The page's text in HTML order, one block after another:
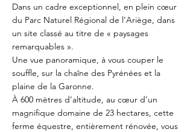
Dans un cadre exceptionnel, en plein cœur
du Parc Naturel Régional de l’Ariège, dans
un site classé au titre de « paysages
remarquables ».
Une vue panoramique, à vous couper le
souffle, sur la chaîne des Pyrénées et la
plaine de la Garonne.
À 600 mètres d’altitude, au cœur d’un
magnifique domaine de 23 hectares, cette
ferme équestre, entièrement rénovée, vous